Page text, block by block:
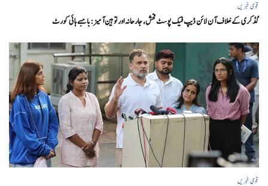
قومی خبریں
گڈکری کے خلاف آن لائن ڈیپ فیک پوسٹ فحش، جارحانہ اور توہین آمیز:بامبے ہائی کورٹ
قومی خبریں